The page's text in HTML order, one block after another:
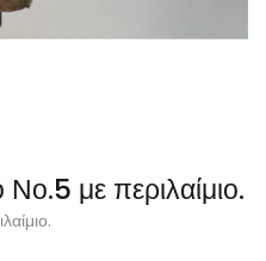
με περιλαίμιο.